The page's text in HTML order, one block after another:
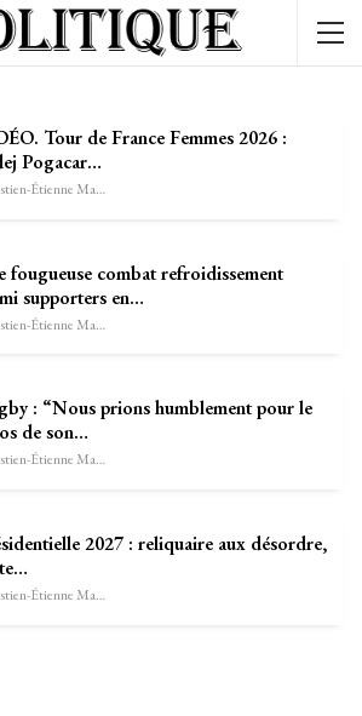
Tour de France Femmes 2026 :
Pogacar…
Sébastien-Étienne Marechal
fougueuse combat refroidissement
supporters en…
Sébastien-Étienne Marechal
: “Nous prions humblement pour le
de son…
Sébastien-Étienne Marechal
2027 : reliquaire aux désordre,
Sébastien-Étienne Marechal